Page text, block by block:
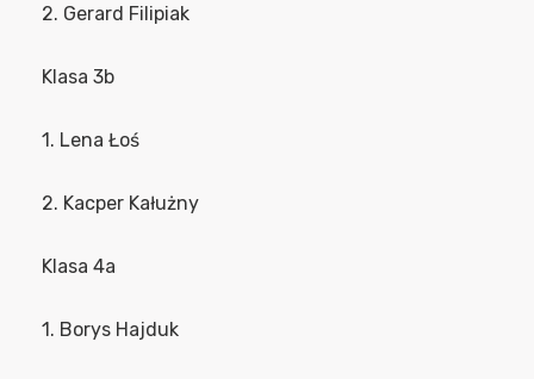
2. Gerard Filipiak
Klasa 3b
1. Lena Łoś
2. Kacper Kałużny
Klasa 4a
1. Borys Hajduk